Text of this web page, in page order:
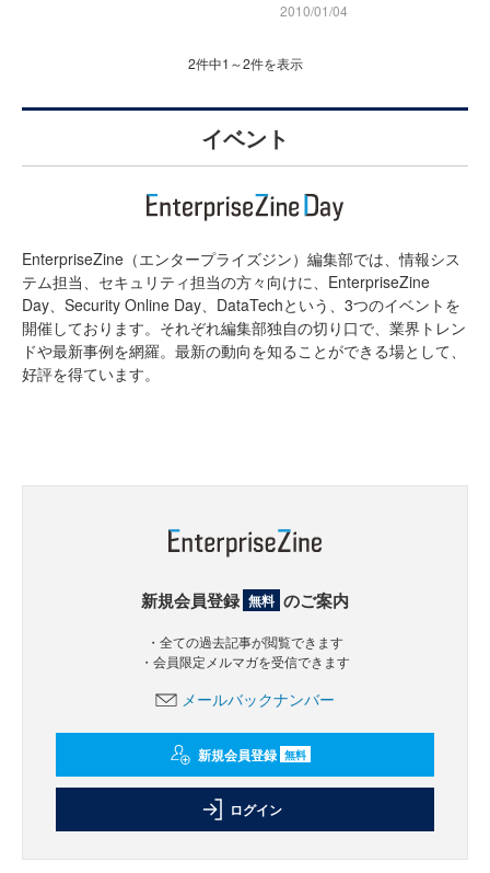
2010/01/04
2件中1～2件を表示
イベント
EnterpriseZine（エンタープライズジン）編集部では、情報シス
テム担当、セキュリティ担当の方々向けに、EnterpriseZine
Day、Security Online Day、DataTechという、3つのイベントを
開催しております。それぞれ編集部独自の切り口で、業界トレン
ドや最新事例を網羅。最新の動向を知ることができる場として、
好評を得ています。
新規会員登録 無料 のご案内
・全ての過去記事が閲覧できます
・会員限定メルマガを受信できます
メールバックナンバー
新規会員登録 無料
ログイン